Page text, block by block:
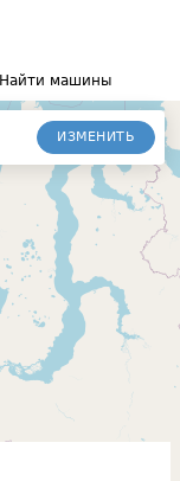
Найти машины
ИЗМЕНИТЬ